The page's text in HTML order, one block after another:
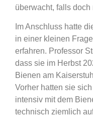
überwacht, falls
Im Anschluss hatte
in einer kleinen
erfahren. Professor
dass sie im Herbst
Bienen am
Vorher hatten sie
intensiv mit dem
technisch ziemlich